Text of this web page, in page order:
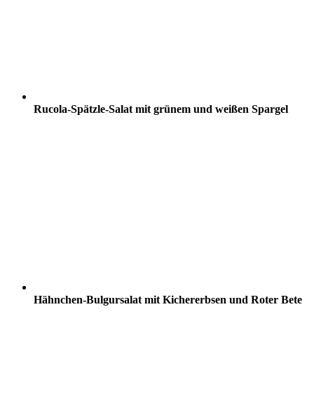
Rucola-Spätzle-Salat mit grünem und weißen Spargel
Hähnchen-Bulgursalat mit Kichererbsen und Roter Bete